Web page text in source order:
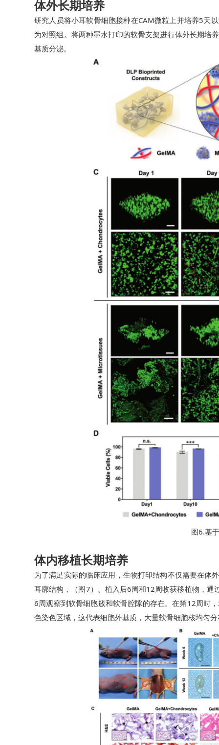
体外长期培养
研究人员将小耳软骨细胞接种在CAM微粒上并培养5天
为对照组。将两种墨水打印的软骨支架进行体外长期培
基质分泌。
图6.基
体内移植长期培养
为了满足实际的临床应用，生物打印结构不仅需要在体
耳廓结构，（图7）。植入后6周和12周收获移植物，
6周观察到软骨细胞簇和软骨腔隙的存在。在第12周时
色染色区域，这代表细胞外基质，大量软骨细胞核均匀